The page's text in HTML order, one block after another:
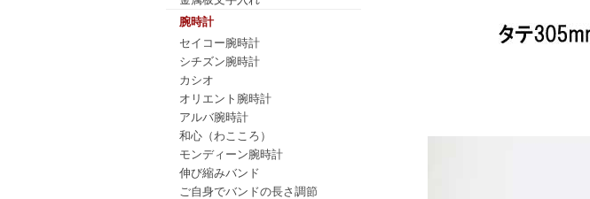
腕時計
セイコー腕時計
シチズン腕時計
カシオ
オリエント腕時計
アルバ腕時計
和心（わこころ）
モンディーン腕時計
伸び縮みバンド
ご自身でバンドの長さ調節